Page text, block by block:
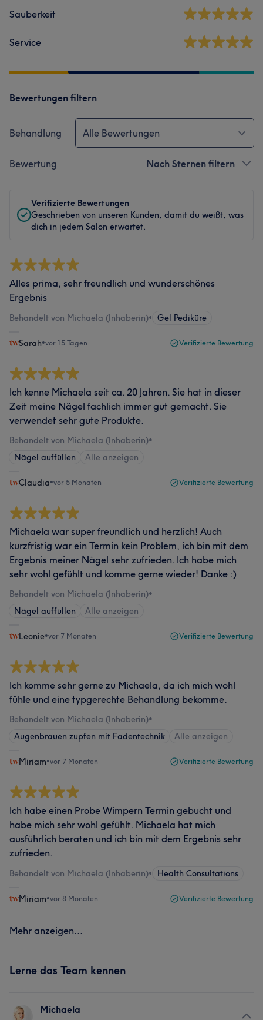
Sauberkeit
Service
Bewertungen filtern
Behandlung Alle Bewertungen
Bewertung Nach Sternen filtern
Verifizierte Bewertungen
Geschrieben von unseren Kunden, damit du weißt, was
dich in jedem Salon erwartet.
Alles prima, sehr freundlich und wunderschönes
Ergebnis
Behandelt von Michaela (Inhaberin)• Gel Pediküre
Sarah•vor 15 Tagen Verifizierte Bewertung
Ich kenne Michaela seit ca. 20 Jahren. Sie hat in dieser
Zeit meine Nägel fachlich immer gut gemacht. Sie
verwendet sehr gute Produkte.
Behandelt von Michaela (Inhaberin)•
Nägel auffüllen
Alle anzeigen
Claudia•vor 5 Monaten Verifizierte Bewertung
Michaela war super freundlich und herzlich! Auch
kurzfristig war ein Termin kein Problem, ich bin mit dem
Ergebnis meiner Nägel sehr zufrieden. Ich habe mich
sehr wohl gefühlt und komme gerne wieder! Danke :)
Behandelt von Michaela (Inhaberin)•
Nägel auffüllen
Alle anzeigen
Leonie•vor 7 Monaten Verifizierte Bewertung
Ich komme sehr gerne zu Michaela, da ich mich wohl
fühle und eine typgerechte Behandlung bekomme.
Behandelt von Michaela (Inhaberin)•
Augenbrauen zupfen mit Fadentechnik
Alle anzeigen
Miriam•vor 7 Monaten Verifizierte Bewertung
Ich habe einen Probe Wimpern Termin gebucht und
habe mich sehr wohl gefühlt. Michaela hat mich
ausführlich beraten und ich bin mit dem Ergebnis sehr
zufrieden.
Behandelt von Michaela (Inhaberin)• Health Consultations
Miriam•vor 8 Monaten Verifizierte Bewertung
Mehr anzeigen...
Lerne das Team kennen
Michaela